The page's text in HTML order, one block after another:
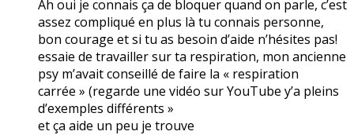
Ah oui je connais ça de bloquer quand on parle, c’est
assez compliqué en plus là tu connais personne,
bon courage et si tu as besoin d’aide n’hésites pas!
essaie de travailler sur ta respiration, mon ancienne
psy m’avait conseillé de faire la « respiration
carrée » (regarde une vidéo sur YouTube y’a pleins
d’exemples différents »
et ça aide un peu je trouve